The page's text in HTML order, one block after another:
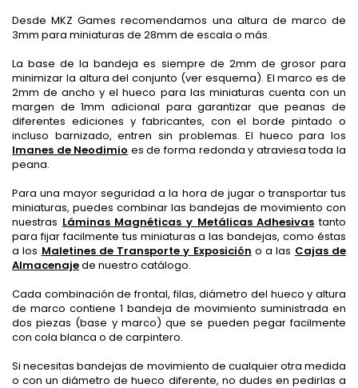
Desde MKZ Games recomendamos una altura de marco de
3mm para miniaturas de 28mm de escala o más.
La base de la bandeja es siempre de 2mm de grosor para
minimizar la altura del conjunto (ver esquema). El marco es de
2mm de ancho y el hueco para las miniaturas cuenta con un
margen de 1mm adicional para garantizar que peanas de
diferentes ediciones y fabricantes, con el borde pintado o
incluso barnizado, entren sin problemas. El hueco para los
Imanes de Neodimio es de forma redonda y atraviesa toda la
peana.
Para una mayor seguridad a la hora de jugar o transportar tus
miniaturas, puedes combinar las bandejas de movimiento con
nuestras Láminas Magnéticas y Metálicas Adhesivas tanto
para fijar facilmente tus miniaturas a las bandejas, como éstas
a los Maletines de Transporte y Exposición o a las Cajas de
Almacenajede nuestro catálogo.
Cada combinación de frontal, filas, diámetro del hueco y altura
de marco contiene 1 bandeja de movimiento suministrada en
dos piezas (base y marco) que se pueden pegar facilmente
con cola blanca o de carpintero.
Si necesitas bandejas de movimiento de cualquier otra medida
o con un diámetro de hueco diferente, no dudes en pedirlas a